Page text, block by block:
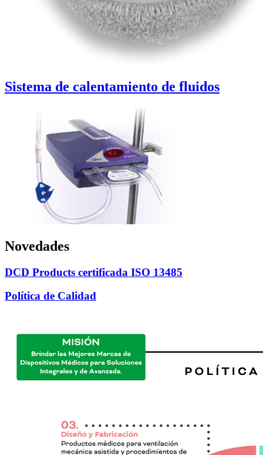
Sistema de calentamiento de fluidos
Novedades
DCD Products certificada ISO 13485
Política de Calidad